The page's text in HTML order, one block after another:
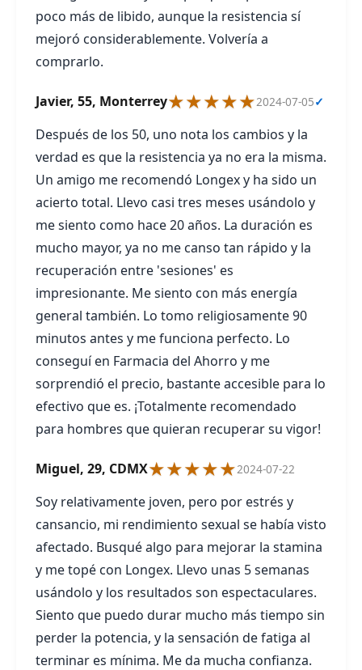
poco más de libido, aunque la resistencia sí
mejoró considerablemente. Volvería a
comprarlo.
Javier, 55, Monterrey★★★★★2024-07-05✓
Después de los 50, uno nota los cambios y la
verdad es que la resistencia ya no era la misma.
Un amigo me recomendó Longex y ha sido un
acierto total. Llevo casi tres meses usándolo y
me siento como hace 20 años. La duración es
mucho mayor, ya no me canso tan rápido y la
recuperación entre 'sesiones' es
impresionante. Me siento con más energía
general también. Lo tomo religiosamente 90
minutos antes y me funciona perfecto. Lo
conseguí en Farmacia del Ahorro y me
sorprendió el precio, bastante accesible para lo
efectivo que es. ¡Totalmente recomendado
para hombres que quieran recuperar su vigor!
Miguel, 29, CDMX★★★★★2024-07-22
Soy relativamente joven, pero por estrés y
cansancio, mi rendimiento sexual se había visto
afectado. Busqué algo para mejorar la stamina
y me topé con Longex. Llevo unas 5 semanas
usándolo y los resultados son espectaculares.
Siento que puedo durar mucho más tiempo sin
perder la potencia, y la sensación de fatiga al
terminar es mínima. Me da mucha confianza.